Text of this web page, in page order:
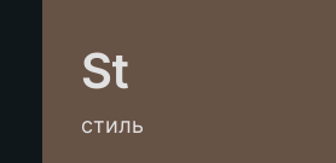
St
стиль